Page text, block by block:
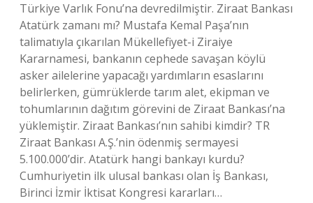
Türkiye Varlık Fonu’na devredilmiştir. Ziraat Bankası
Atatürk zamanı mı? Mustafa Kemal Paşa’nın
talimatıyla çıkarılan Mükellefiyet-i Ziraiye
Kararnamesi, bankanın cephede savaşan köylü
asker ailelerine yapacağı yardımların esaslarını
belirlerken, gümrüklerde tarım alet, ekipman ve
tohumlarının dağıtım görevini de Ziraat Bankası’na
yüklemiştir. Ziraat Bankası’nın sahibi kimdir? TR
Ziraat Bankası A.Ş.’nin ödenmiş sermayesi
5.100.000’dir. Atatürk hangi bankayı kurdu?
Cumhuriyetin ilk ulusal bankası olan İş Bankası,
Birinci İzmir İktisat Kongresi kararları…